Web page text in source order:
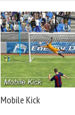
Mobile Kick